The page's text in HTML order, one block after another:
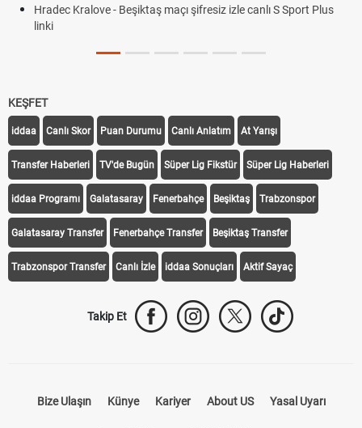
Hradec Kralove - Beşiktaş maçı şifresiz izle canlı S Sport Plus
linki
KEŞFET
iddaa Canlı Skor Puan Durumu Canlı Anlatım At Yarışı
Transfer Haberleri TV'de Bugün Süper Lig Fikstür Süper Lig Haberleri
iddaa Programı Galatasaray Fenerbahçe Beşiktaş Trabzonspor
Galatasaray Transfer Fenerbahçe Transfer Beşiktaş Transfer
Trabzonspor Transfer Canlı İzle iddaa Sonuçları Aktif Sayaç
Takip Et
Bize Ulaşın Künye Kariyer About US Yasal Uyarı